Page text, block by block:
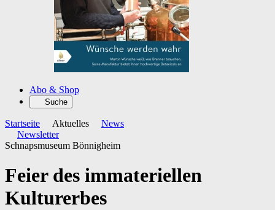
Abo & Shop
Suche
Startseite Aktuelles
News
Newsletter
Schnapsmuseum Bönnigheim
Feier des immateriellen
Kulturerbes